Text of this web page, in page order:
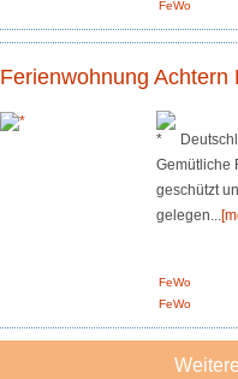
FeWo
Ferienwohnung Achtern
Gemütliche
geschützt
gelegen...
FeWo
FeWo